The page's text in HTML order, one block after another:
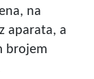
na
aparata, a
brojem